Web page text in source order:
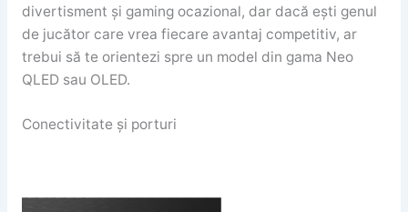
divertisment și gaming ocazional, dar dacă ești genul
de jucător care vrea fiecare avantaj competitiv, ar
trebui să te orientezi spre un model din gama Neo
QLED sau OLED.
Conectivitate și porturi